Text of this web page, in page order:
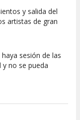
y salida del
artistas de gran
sesión de las
y no se pueda